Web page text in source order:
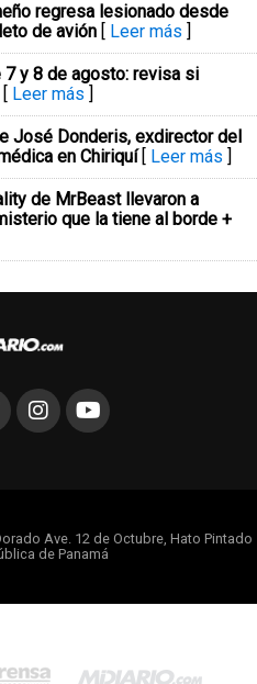
regresa lesionado desde
de avión [ Leer más ]
y 8 de agosto: revisa si
[ Leer más ]
José Donderis, exdirector del
en Chiriquí [ Leer más ]
de MrBeast llevaron a
que la tiene al borde +
Ave. 12 de Octubre, Hato Pintado
de Panamá